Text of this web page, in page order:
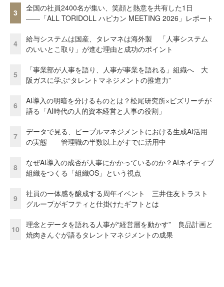
3
全国の社員2400名が集い、笑顔と熱意を共有した1日
――「ALL TORIDOLL ハピカン MEETING 2026」レポート
4
給与システムは国産、タレマネは海外製 「人事システム
のいいとこ取り」が進む理由と成功のポイント
5
「事業部が人事を語り、人事が事業を語れる」組織へ 大
阪ガスに学ぶ“タレントマネジメントの推進力”
6
AI導入の明暗を分けるものとは？松尾研究所×ビズリーチが
語る「AI時代の人的資本経営と人事の役割」
7
データで見る、ピープルマネジメントにおける生成AI活用
の実態——管理職の半数以上がすでに活用中
8
なぜAI導入の成否が人事にかかっているのか？AIネイティブ
組織をつくる「組織OS」という視点
9
社員の一体感を醸成する周年イベント 三井住友トラスト
グループがギフティと仕掛けたギフトとは
10
理念とデータを語れる人事が“経営層を動かす” 良品計画と
焼肉きんぐが語るタレントマネジメントの成果